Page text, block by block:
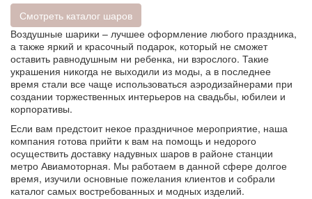
Смотреть каталог шаров
Воздушные шарики – лучшее оформление любого праздника,
а также яркий и красочный подарок, который не сможет
оставить равнодушным ни ребенка, ни взрослого. Такие
украшения никогда не выходили из моды, а в последнее
время стали все чаще использоваться аэродизайнерами при
создании торжественных интерьеров на свадьбы, юбилеи и
корпоративы.
Если вам предстоит некое праздничное мероприятие, наша
компания готова прийти к вам на помощь и недорого
осуществить доставку надувных шаров в районе станции
метро Авиамоторная. Мы работаем в данной сфере долгое
время, изучили основные пожелания клиентов и собрали
каталог самых востребованных и модных изделий.